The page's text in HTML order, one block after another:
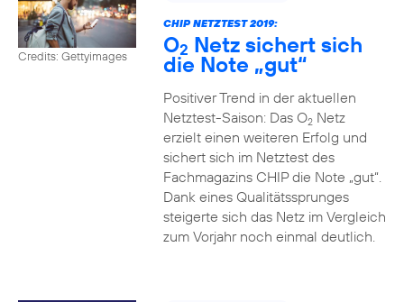
Credits: Gettyimages
CHIP NETZTEST 2019:
O2 Netz sichert sich
die Note „gut“
Positiver Trend in der aktuellen
Netztest-Saison: Das O2Netz
erzielt einen weiteren Erfolg und
sichert sich im Netztest des
Fachmagazins CHIP die Note „gut“.
Dank eines Qualitätssprunges
steigerte sich das Netz im Vergleich
zum Vorjahr noch einmal deutlich.